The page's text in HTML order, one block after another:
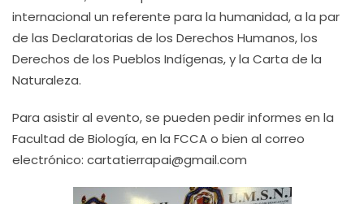
internacional un referente para la humanidad, a la par
de las Declaratorias de los Derechos Humanos, los
Derechos de los Pueblos Indígenas, y la Carta de la
Naturaleza.
Para asistir al evento, se pueden pedir informes en la
Facultad de Biología, en la FCCA o bien al correo
electrónico: cartatierrapai@gmail.com